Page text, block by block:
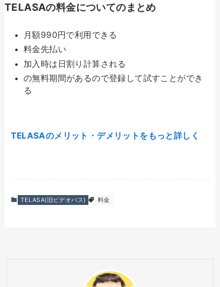
TELASAの料金についてのまとめ
月額990円で利用できる
料金先払い
加入時は日割り計算される
の無料期間があるので登録して試すことができ
る
TELASAのメリット・デメリットをもっと詳しく
TELASA(旧ビデオパス) 料金